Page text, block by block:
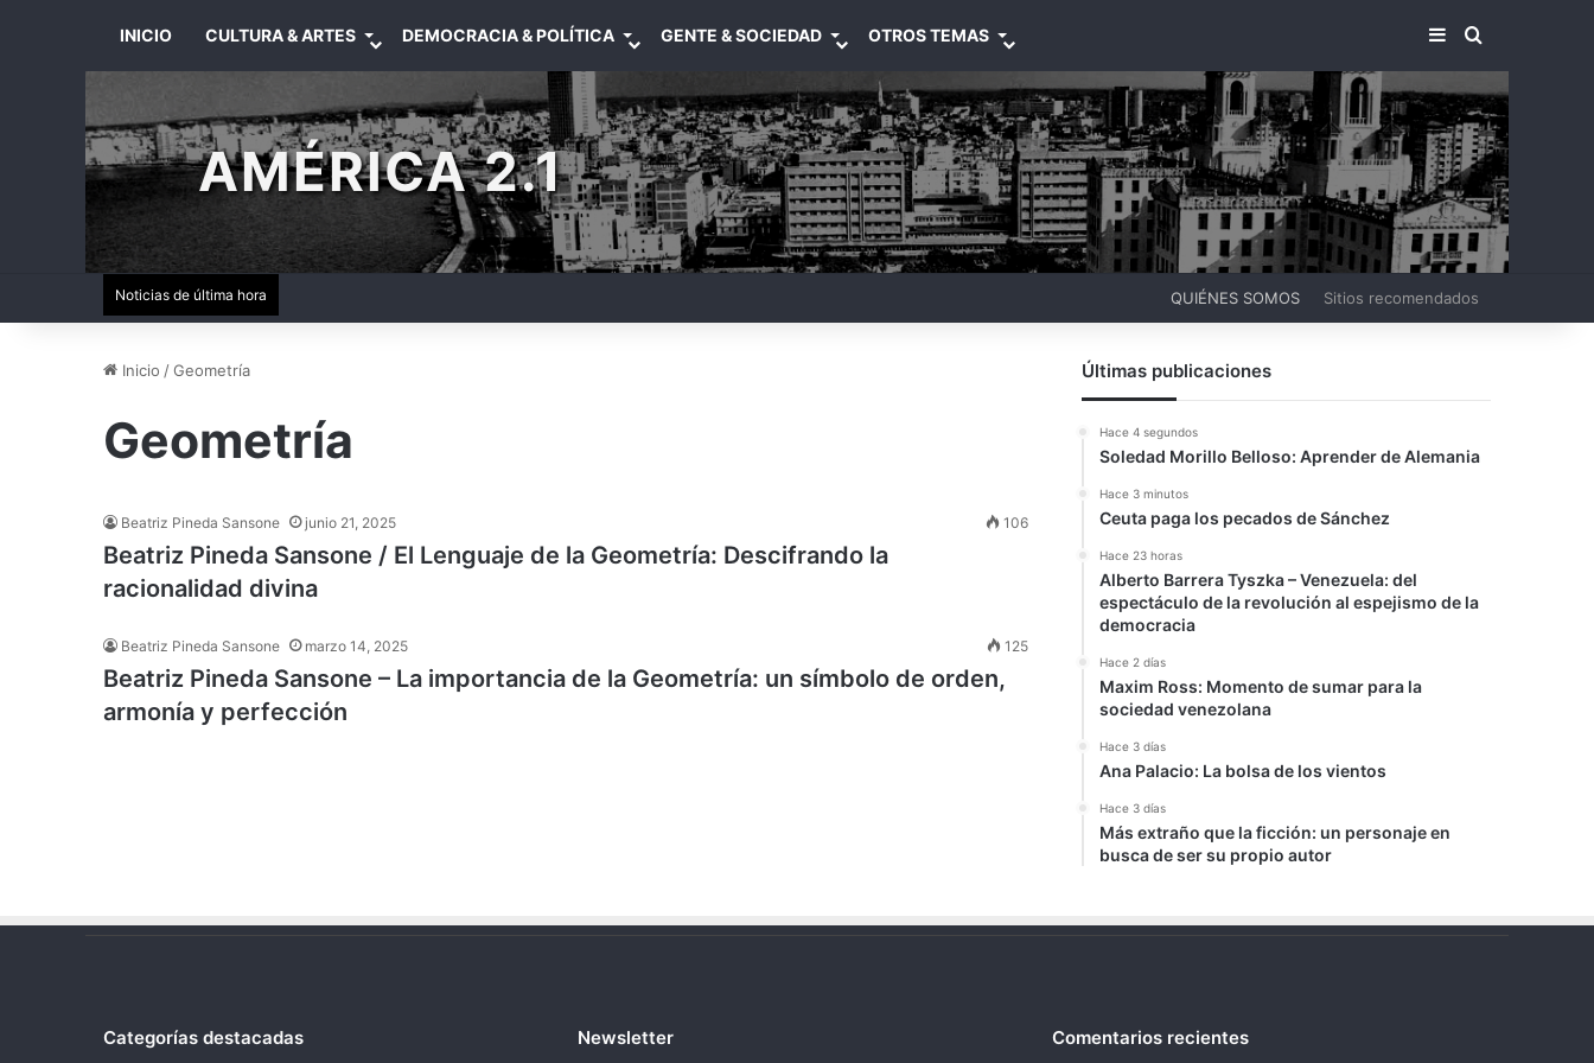
INICIO CULTURA & ARTES DEMOCRACIA & POLÍTICA GENTE & SOCIEDAD OTROS TEMAS BARRA LATERAL
BUSCAR
AMÉRICA 2.1
Noticias de última hora QUIÉNES SOMOS Sitios recomendados
Inicio /Geometría
Geometría
Beatriz Pineda Sansone junio 21, 2025 106
Beatriz Pineda Sansone / El Lenguaje de la Geometría: Descifrando la
racionalidad divina
Beatriz Pineda Sansone marzo 14, 2025 125
Beatriz Pineda Sansone – La importancia de la Geometría: un símbolo de orden,
armonía y perfección
Últimas publicaciones
Hace 4 segundos
Soledad Morillo Belloso: Aprender de Alemania
Hace 3 minutos
Ceuta paga los pecados de Sánchez
Hace 23 horas
Alberto Barrera Tyszka – Venezuela: del
espectáculo de la revolución al espejismo de la
democracia
Hace 2 días
Maxim Ross: Momento de sumar para la
sociedad venezolana
Hace 3 días
Ana Palacio: La bolsa de los vientos
Hace 3 días
Más extraño que la ficción: un personaje en
busca de ser su propio autor
Categorías destacadas Newsletter Comentarios recientes